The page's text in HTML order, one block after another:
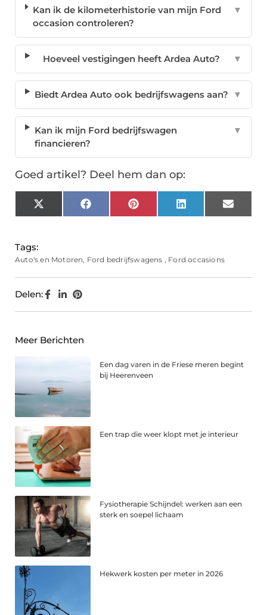
Kan ik de kilometerhistorie van mijn Ford
occasion controleren?
▼
Hoeveel vestigingen heeft Ardea Auto? ▼
Biedt Ardea Auto ook bedrijfswagens aan? ▼
Kan ik mijn Ford bedrijfswagen
financieren?
▼
Goed artikel? Deel hem dan op:
X
(Twitter)
FacebookPinterest LinkedIn Email
Tags:
Auto's en Motoren, Ford bedrijfswagens , Ford occasions
Delen:
Meer Berichten
Een dag varen in de Friese meren begint
bij Heerenveen
Een trap die weer klopt met je interieur
Fysiotherapie Schijndel: werken aan een
sterk en soepel lichaam
Hekwerk kosten per meter in 2026